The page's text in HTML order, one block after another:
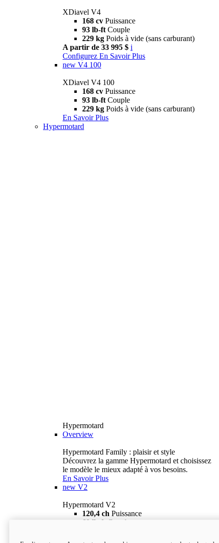
XDiavel V4
168 cv Puissance
93 lb-ft Couple
229 kg Poids à vide (sans carburant)
A partir de 33 995 $ i
Configurez En Savoir Plus
new V4 100
XDiavel V4 100
168 cv Puissance
93 lb-ft Couple
229 kg Poids à vide (sans carburant)
En Savoir Plus
Hypermotard
Hypermotard
Overview
Hypermotard Family : plaisir et style
Découvrez la gamme Hypermotard et choisissez
le modèle le mieux adapté à vos besoins.
En Savoir Plus
new V2
Hypermotard V2
120,4 ch Puissance
69 lb-ft
Couple
18 895 $